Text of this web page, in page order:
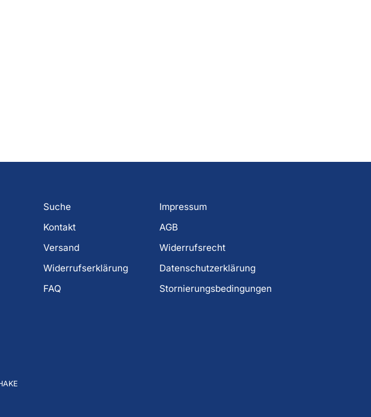
Suche
Kontakt
Versand
Widerrufserklärung
FAQ
Impressum
AGB
Widerrufsrecht
Datenschutzerklärung
Stornierungsbedingungen